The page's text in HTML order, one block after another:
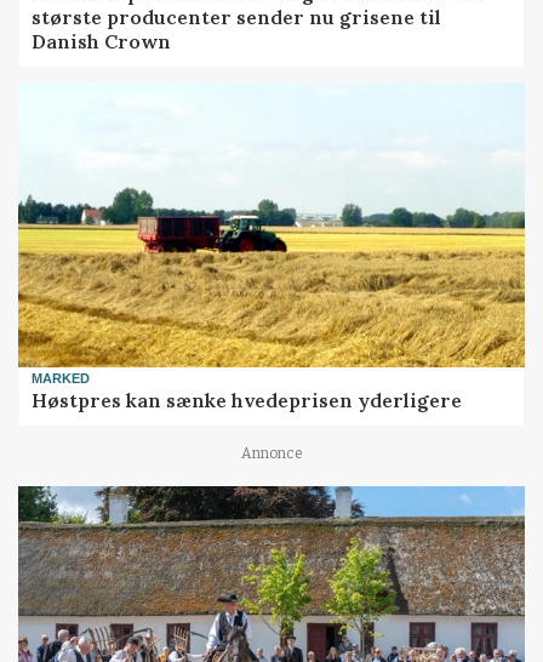
største producenter sender nu grisene til
Danish Crown
MARKED
Høstpres kan sænke hvedeprisen yderligere
Annonce